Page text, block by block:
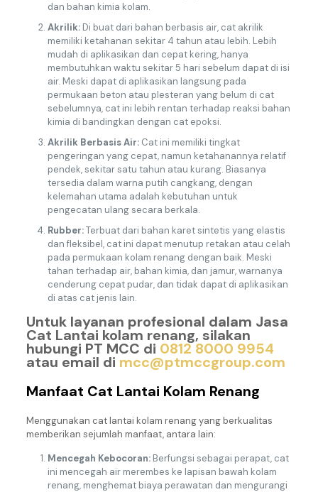
dan bahan kimia kolam.
Akrilik:Di buat dari bahan berbasis air, cat akrilik
memiliki ketahanan sekitar 4 tahun atau lebih. Lebih
mudah di aplikasikan dan cepat kering, hanya
membutuhkan waktu sekitar 5 hari sebelum dapat di isi
air. Meski dapat di aplikasikan langsung pada
permukaan beton atau plesteran yang belum di cat
sebelumnya, cat ini lebih rentan terhadap reaksi bahan
kimia di bandingkan dengan cat epoksi.
Akrilik Berbasis Air:Cat ini memiliki tingkat
pengeringan yang cepat, namun ketahanannya relatif
pendek, sekitar satu tahun atau kurang. Biasanya
tersedia dalam warna putih cangkang, dengan
kelemahan utama adalah kebutuhan untuk
pengecatan ulang secara berkala.
Rubber:Terbuat dari bahan karet sintetis yang elastis
dan fleksibel, cat ini dapat menutup retakan atau celah
pada permukaan kolam renang dengan baik. Meski
tahan terhadap air, bahan kimia, dan jamur, warnanya
cenderung cepat pudar, dan tidak dapat di aplikasikan
di atas cat jenis lain.
Untuk layanan profesional dalam Jasa
Cat Lantai kolam renang, silakan
hubungi PT MCC di 0812 8000 9954
atau email di mcc@ptmccgroup.com
Manfaat Cat Lantai Kolam Renang
Menggunakan cat lantai kolam renang yang berkualitas
memberikan sejumlah manfaat, antara lain:
Mencegah Kebocoran:Berfungsi sebagai perapat, cat
ini mencegah air merembes ke lapisan bawah kolam
renang, menghemat biaya perawatan dan mengurangi